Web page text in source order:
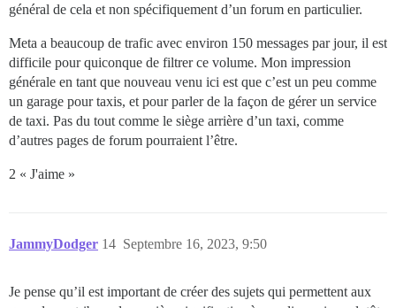
général de cela et non spécifiquement d’un forum en particulier.
Meta a beaucoup de trafic avec environ 150 messages par jour, il est
difficile pour quiconque de filtrer ce volume. Mon impression
générale en tant que nouveau venu ici est que c’est un peu comme
un garage pour taxis, et pour parler de la façon de gérer un service
de taxi. Pas du tout comme le siège arrière d’un taxi, comme
d’autres pages de forum pourraient l’être.
2 « J'aime »
JammyDodger Septembre 16, 2023, 9:50
14
Je pense qu’il est important de créer des sujets qui permettent aux